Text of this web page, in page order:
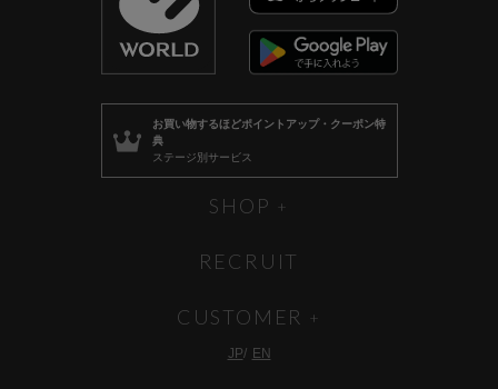
お買い物するほどポイントアップ・クーポン特
典
ステージ別サービス
SHOP
RECRUIT
CUSTOMER
JP EN